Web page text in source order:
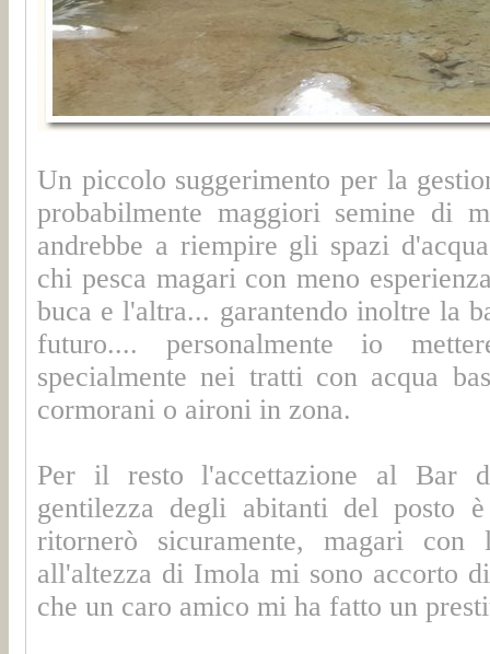
Un piccolo suggerimento per la
probabilmente maggiori semine di
andrebbe a riempire gli spazi
chi pesca magari con meno
buca e l'altra... garantendo inoltre la
futuro.... personalmente io
specialmente nei tratti con acqua
cormorani o aironi in zona.
Per il resto l'accettazione al Bar
gentilezza degli abitanti del posto
ritornerò sicuramente, magari
all'altezza di Imola mi sono accorto
che un caro amico mi ha fatto un